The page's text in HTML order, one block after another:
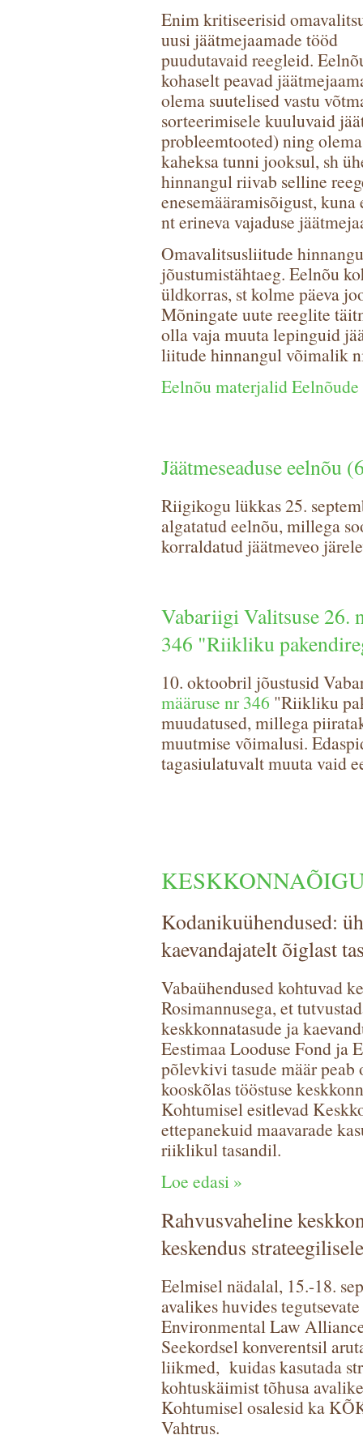
Enim kritiseerisid
uusi jäätmejaamade tööd
puudutavaid reegleid.
kohaselt peavad
olema suutelised vastu
sorteerimisele kuuluvaid
probleemtooted) ning
kaheksa tunni jooksul, sh
hinnangul riivab selline
enesemääramisõigust,
nt erineva vajaduse
Omavalitsusliitude
jõustumistähtaeg. Eelnõu
üldkorras, st kolme päeva
Mõningate uute reeglite
olla vaja muuta lepinguid
liitude hinnangul võimalik
Eelnõu materjalid Eelnõude
Jäätmeseaduse eelnõu
Riigikogu lükkas 25.
algatatud eelnõu, millega
korraldatud jäätmeveo
Vabariigi Valitsuse 26.
346 "Riikliku
10. oktoobril jõustusid
määruse nr 346 "Riikliku
muudatused, millega
muutmise võimalusi.
tagasiulatuvalt muuta vaid
Kodanikuühendused:
kaevandajatelt õiglast
Vabaühendused kohtuvad
Rosimannusega, et
keskkonnatasude ja
Eestimaa Looduse Fond ja
põlevkivi tasude määr
kooskõlas tööstuse
Kohtumisel esitlevad
ettepanekuid maavarade
riiklikul tasandil.
Loe edasi »
Rahvusvaheline
keskendus
Eelmisel nädalal, 15.-18.
avalikes huvides
Environmental Law
Seekordsel konverentsil
liikmed, kuidas kasutada
kohtuskäimist tõhusa
Kohtumisel osalesid ka
Vahtrus.